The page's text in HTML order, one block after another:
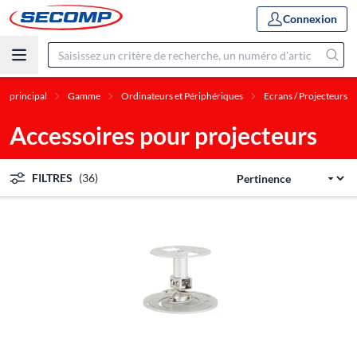
Connexion
principal Gamme Ordinateurs et Périphériques Ecrans / Projecteurs
Accessoires pour projecteurs
FILTRES (36)